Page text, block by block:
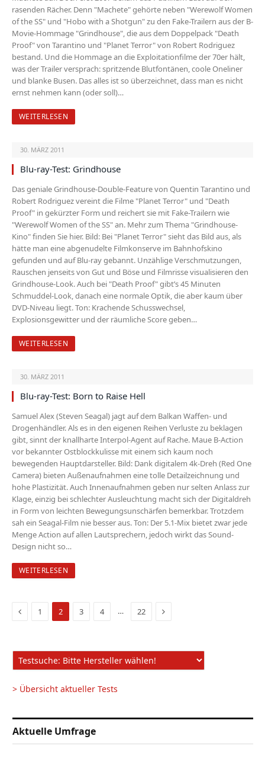
rasenden Rächer. Denn "Machete" gehörte neben "Werewolf Women
of the SS" und "Hobo with a Shotgun" zu den Fake-Trailern aus der B-
Movie-Hommage "Grindhouse", die aus dem Doppelpack "Death
Proof" von Tarantino und "Planet Terror" von Robert Rodriguez
bestand. Und die Hommage an die Exploitationfilme der 70er hält,
was der Trailer versprach: spritzende Blutfontänen, coole Oneliner
und blanke Busen. Das alles ist so überzeichnet, dass man es nicht
ernst nehmen kann (oder soll)…
WEITERLESEN
30. MÄRZ 2011
Blu-ray-Test: Grindhouse
Das geniale Grindhouse-Double-Feature von Quentin Tarantino und
Robert Rodriguez vereint die Filme "Planet Terror" und "Death
Proof" in gekürzter Form und reichert sie mit Fake-Trailern wie
"Werewolf Women of the SS" an. Mehr zum Thema "Grindhouse-
Kino" finden Sie hier. Bild: Bei "Planet Terror" sieht das Bild aus, als
hätte man eine abgenudelte Filmkonserve im Bahnhofskino
gefunden und auf Blu-ray gebannt. Unzählige Verschmutzungen,
Rauschen jenseits von Gut und Böse und Filmrisse visualisieren den
Grindhouse-Look. Auch bei "Death Proof" gibt’s 45 Minuten
Schmuddel-Look, danach eine normale Optik, die aber kaum über
DVD-Niveau liegt. Ton: Krachende Schusswechsel,
Explosionsgewitter und der räumliche Score geben…
WEITERLESEN
30. MÄRZ 2011
Blu-ray-Test: Born to Raise Hell
Samuel Alex (Steven Seagal) jagt auf dem Balkan Waffen- und
Drogenhändler. Als es in den eigenen Reihen Verluste zu beklagen
gibt, sinnt der knallharte Interpol-Agent auf Rache. Maue B-Action
vor bekannter Ostblock­kulisse mit einem sich kaum noch
bewegenden Hauptdarsteller. Bild: Dank digitalem 4k-Dreh (Red One
Camera) bieten Außenaufnahmen eine tolle Detailzeichnung und
hohe Plas­tizität. Auch Innenaufnahmen geben nur selten Anlass zur
Klage, einzig bei schlechter Ausleuchtung macht sich der Digitaldreh
in Form von leichten Bewegungsunschärfen bemerkbar. Trotzdem
sah ein Seagal-Film nie besser aus. Ton: Der 5.1-Mix bietet zwar jede
Menge Action auf allen Lautsprechern, jedoch wirkt das Sound-
Design nicht so…
WEITERLESEN
Vorige1 2 3 4 … 22
Nächste
> Übersicht aktueller Tests
Aktuelle Umfrage